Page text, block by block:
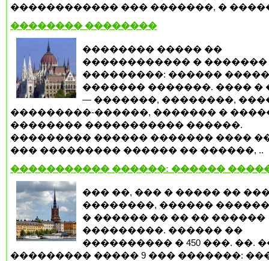
������������ ��� �������, �
�������� ��������
�������� ����� ��
������������ � �������
���������: ������
������� �������. ���� �
— �������, ��������,
���������-������, ������� �
�������� ����������� ������.
��������� ������ ������� ����
��� ��������� ������ �� ������, ..
����������� ������: ������
��� ��, ��� � ����� ��
��������, ������
� ������ �� �� �� ������
���������. ������ ��
���������� � 450 ���. ��.
��������� ����� 9 ��� �������: